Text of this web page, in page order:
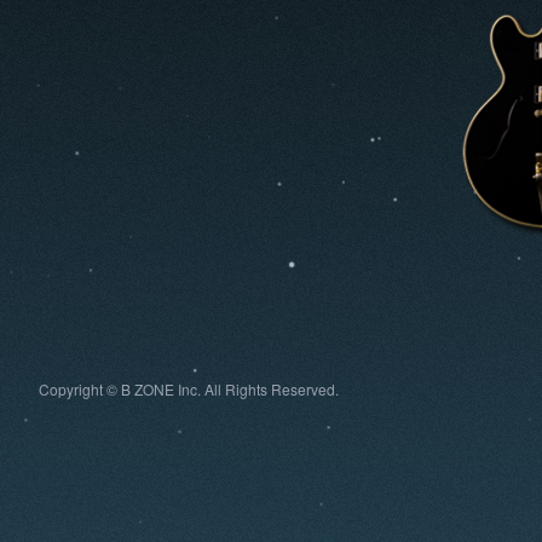
Copyright © B ZONE Inc. All Rights Reserved.